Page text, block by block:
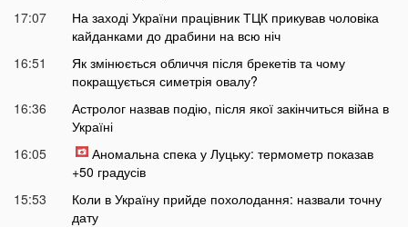
17:07
На заході України працівник ТЦК прикував чоловіка
кайданками до драбини на всю ніч
16:51
Як змінюється обличчя після брекетів та чому
покращується симетрія овалу?
16:36
Астролог назвав подію, після якої закінчиться війна в
Україні
16:05
Аномальна спека у Луцьку: термометр показав
+50 градусів
15:53
Коли в Україну прийде похолодання: назвали точну
дату